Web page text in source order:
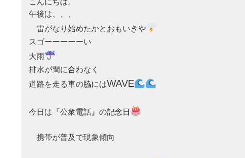
こんにちは。
午後は、、、
雷がなり始めたかとおもいきや
スゴーーーーーい
大雨
排水が間に合わなく
道路を走る車の脇にはWAVE
今日は『公衆電話』の記念日
携帯が普及で現象傾向